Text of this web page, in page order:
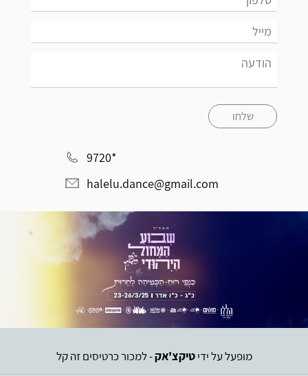
שלחו
*9720
halelu.dance@gmail.com
מופעל על ידיטיקצ'אק- למכור כרטיסים זה קל